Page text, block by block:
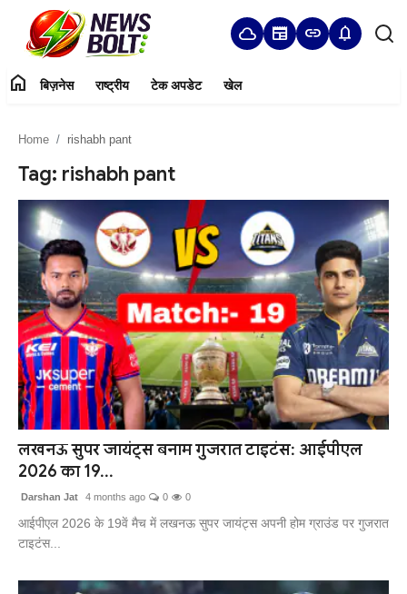
cloud newspaper link notifications
बिज़नेस
राष्ट्रीय
टेक अपडेट
खेल
हमारे बारे में
संपर्क करें
home बिज़नेस राष्ट्रीय टेक अपडेट खेल
Home rishabh pant
Tag: rishabh pant
लखनऊ सुपर जायंट्स बनाम गुजरात टाइटंस: आईपीएल
2026 का 19...
Darshan Jat 4 months ago 0 0
आईपीएल 2026 के 19वें मैच में लखनऊ सुपर जायंट्स अपनी होम ग्राउंड पर गुजरात
टाइटंस...